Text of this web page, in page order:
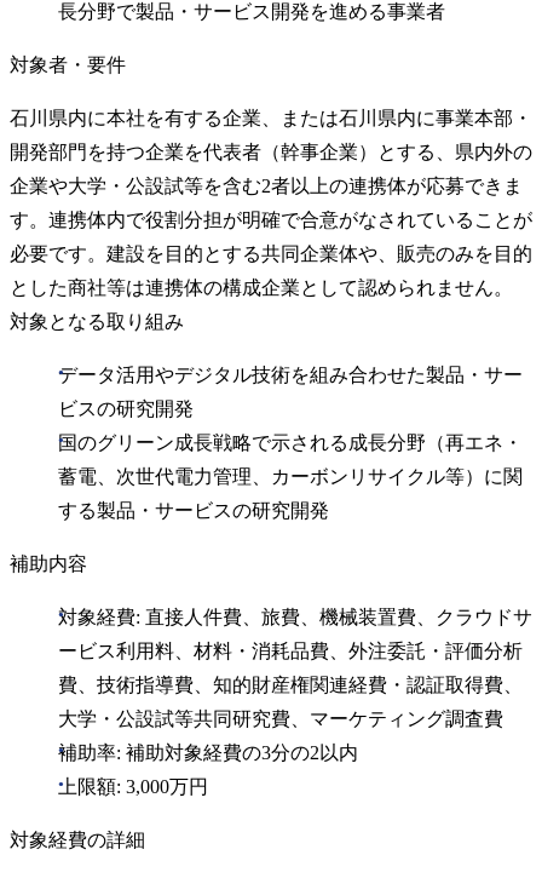
長分野で製品・サービス開発を進める事業者
対象者・要件
石川県内に本社を有する企業、または石川県内に事業本部・
開発部門を持つ企業を代表者（幹事企業）とする、県内外の
企業や大学・公設試等を含む2者以上の連携体が応募できま
す。連携体内で役割分担が明確で合意がなされていることが
必要です。建設を目的とする共同企業体や、販売のみを目的
とした商社等は連携体の構成企業として認められません。
対象となる取り組み
データ活用やデジタル技術を組み合わせた製品・サー
ビスの研究開発
国のグリーン成長戦略で示される成長分野（再エネ・
蓄電、次世代電力管理、カーボンリサイクル等）に関
する製品・サービスの研究開発
補助内容
対象経費: 直接人件費、旅費、機械装置費、クラウドサ
ービス利用料、材料・消耗品費、外注委託・評価分析
費、技術指導費、知的財産権関連経費・認証取得費、
大学・公設試等共同研究費、マーケティング調査費
補助率: 補助対象経費の3分の2以内
上限額: 3,000万円
対象経費の詳細